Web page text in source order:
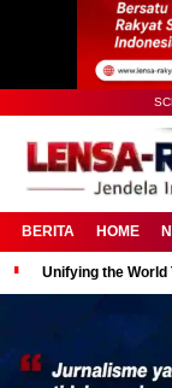
BERITA HOME
Unifying the World